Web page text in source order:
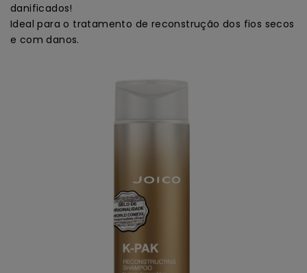
danificados!
Ideal para o tratamento de reconstrução dos fios secos
e com danos.